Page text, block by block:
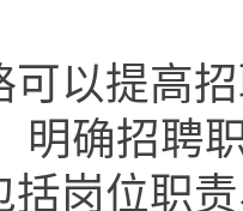
可以提高
明确招聘
括岗位职